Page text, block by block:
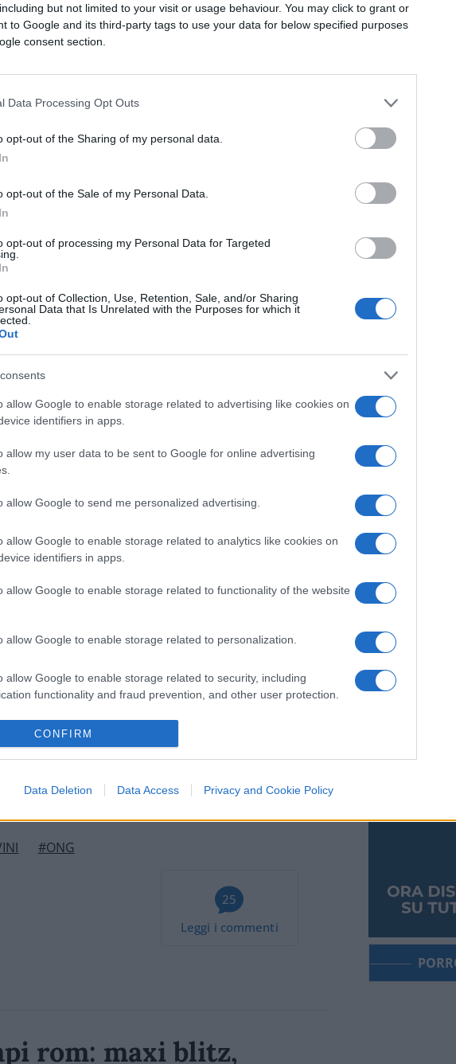
but not limited to your visit or usage behaviour. You may click to grant or
to Google and its third-party tags to use your data for below specified purposes
consent section.
Data Processing Opt Outs
opt-out of the Sharing of my personal data.
opt-out of the Sale of my Personal Data.
opt-out of processing my Personal Data for Targeted
opt-out of Collection, Use, Retention, Sale, and/or Sharing
Data that Is Unrelated with the Purposes for which it
allow Google to enable storage related to advertising like cookies on
identifiers in apps.
allow my user data to be sent to Google for online advertising
allow Google to send me personalized advertising.
allow Google to enable storage related to analytics like cookies on
identifiers in apps.
allow Google to enable storage related to functionality of the website
allow Google to enable storage related to personalization.
allow Google to enable storage related to security, including
functionality and fraud prevention, and other user protection.
CONFIRM
Data Deletion Data Access Privacy and Cookie Policy
ci conferma da che parte stare
degli attacchi ricevuti da
il pacchetto di nomine europee puo’
in Italia ma le organizzazioni
a Autostrade
che ancora difende laRaggi, chissà
tutta colpa di leggi assurde e della
sull’Ilva
#ONG
25
Leggi i commenti
rom: maxi blitz,
Ceuta